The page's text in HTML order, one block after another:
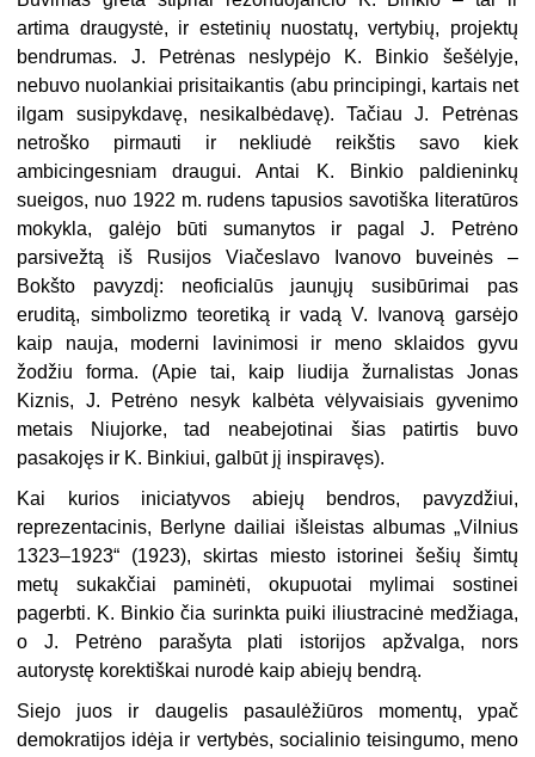
artima draugystė, ir estetinių nuostatų, vertybių, projektų
bendrumas. J. Petrėnas neslypėjo K. Binkio šešėlyje,
nebuvo nuolankiai prisitaikantis (abu principingi, kartais net
ilgam susipykdavę, nesikalbėdavę). Tačiau J. Petrėnas
netroško pirmauti ir nekliudė reikštis savo kiek
ambicingesniam draugui. Antai K. Binkio paldieninkų
sueigos, nuo 1922 m. rudens tapusios savotiška literatūros
mokykla, galėjo būti sumanytos ir pagal J. Petrėno
parsivežtą iš Rusijos Viačeslavo Ivanovo buveinės –
Bokšto pavyzdį: neoficialūs jaunųjų susibūrimai pas
eruditą, simbolizmo teoretiką ir vadą V. Ivanovą garsėjo
kaip nauja, moderni lavinimosi ir meno sklaidos gyvu
žodžiu forma. (Apie tai, kaip liudija žurnalistas Jonas
Kiznis, J. Petrėno nesyk kalbėta vėlyvaisiais gyvenimo
metais Niujorke, tad neabejotinai šias patirtis buvo
pasakojęs ir K. Binkiui, galbūt jį inspiravęs).
Kai kurios iniciatyvos abiejų bendros, pavyzdžiui,
reprezentacinis, Berlyne dailiai išleistas albumas „Vilnius
1323–1923“ (1923), skirtas miesto istorinei šešių šimtų
metų sukakčiai paminėti, okupuotai mylimai sostinei
pagerbti. K. Binkio čia surinkta puiki iliustracinė medžiaga,
o J. Petrėno parašyta plati istorijos apžvalga, nors
autorystę korektiškai nurodė kaip abiejų bendrą.
Siejo juos ir daugelis pasaulėžiūros momentų, ypač
demokratijos idėja ir vertybės, socialinio teisingumo, meno